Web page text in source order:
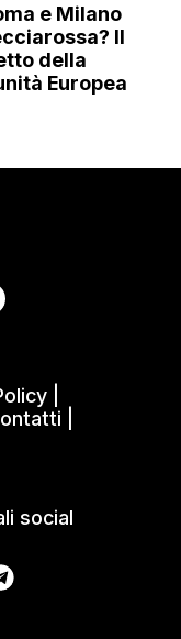
e Milano
Il
della
Europea
social